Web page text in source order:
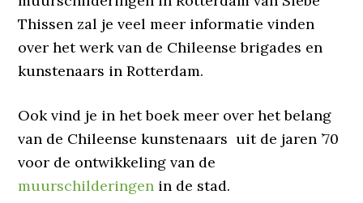
Thissen zal je veel meer informatie vinden
over het werk van de Chileense brigades en
kunstenaars in Rotterdam.
Ook vind je in het boek meer over het belang
van de Chileense kunstenaars uit de jaren ’70
voor de ontwikkeling van de
muurschilderingen in de stad.